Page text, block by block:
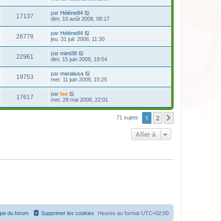
17137 par Hélène84
dim. 10 août 2008, 08:17
26778 par Hélène84
jeu. 31 juil. 2008, 11:30
22961 par mimi38
dim. 15 juin 2008, 19:54
19753 par marialusa
mer. 11 juin 2008, 15:25
17617 par lea
mer. 28 mai 2008, 22:01
71 sujets 1 2
Aller à
Heures au format UTC+02:00
Supprimer les cookies
du forum